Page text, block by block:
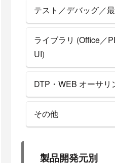
テスト／デバッグ／
ライブラリ (Office／
UI)
DTP・WEB オーサリ
その他
製品開発元別